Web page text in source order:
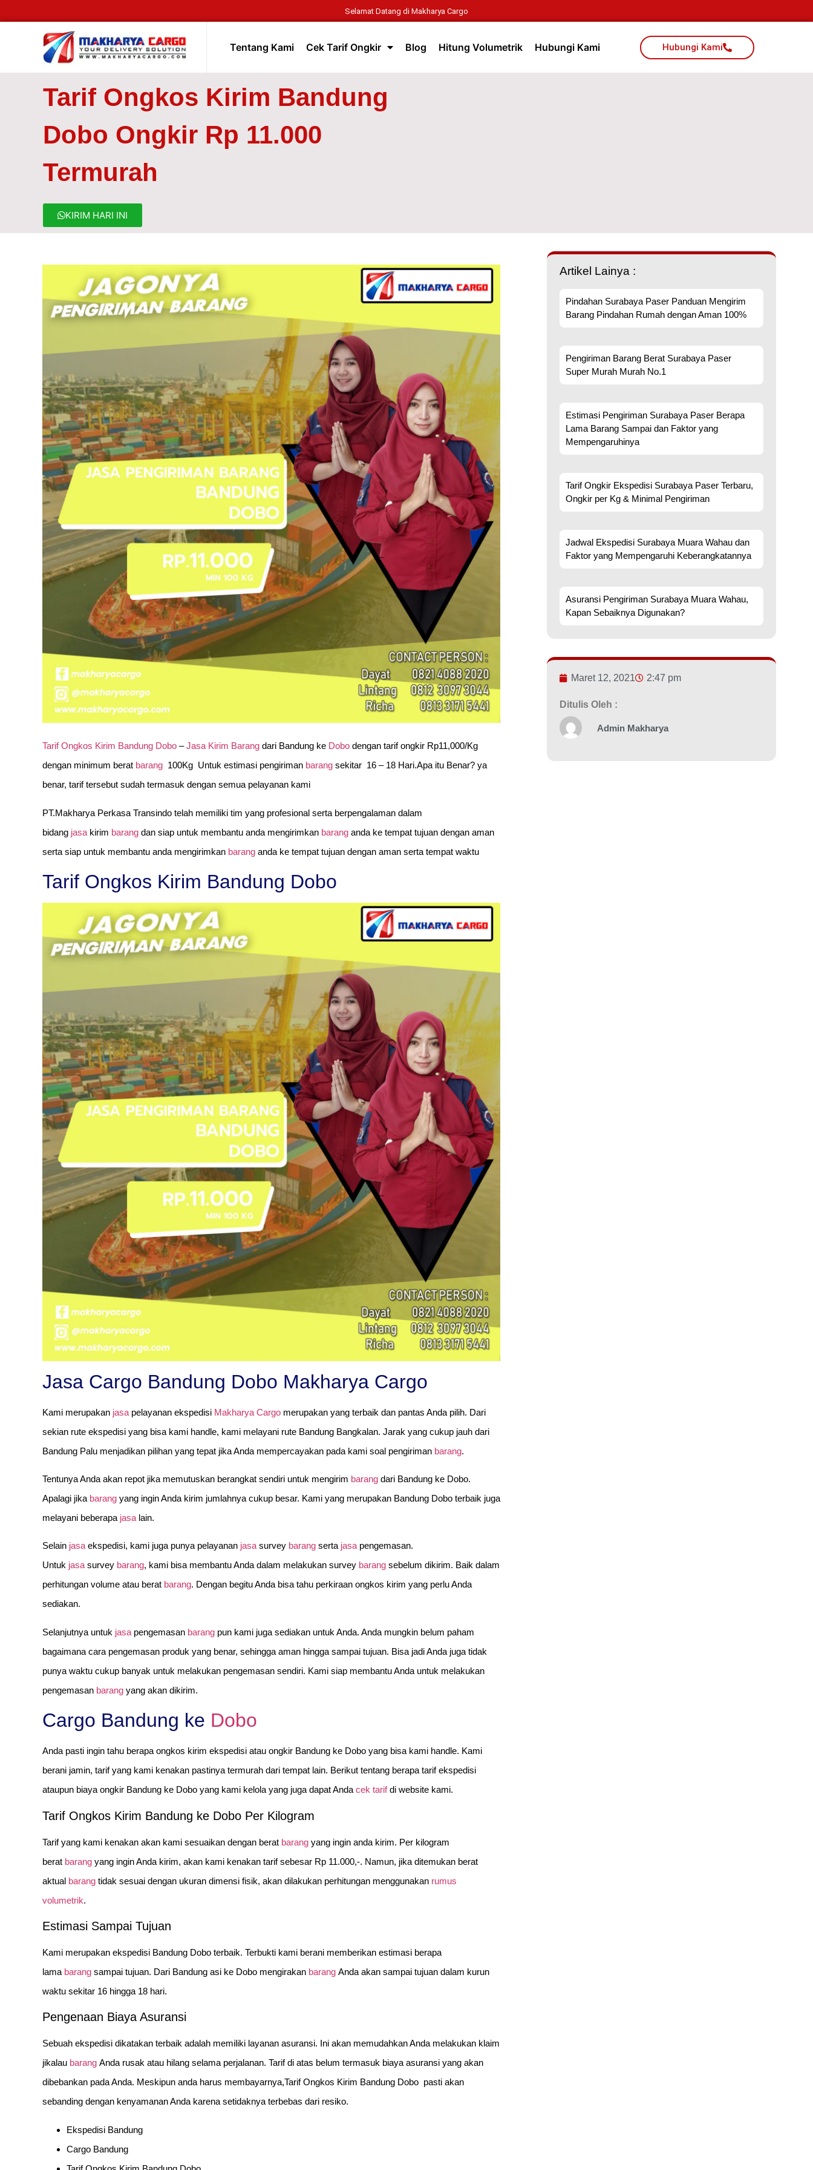
Selamat Datang di Makharya Cargo
Tentang Kami Cek Tarif Ongkir Blog Hitung Volumetrik Hubungi Kami Hubungi Kami
Tarif Ongkos Kirim Bandung
Dobo Ongkir Rp 11.000
Termurah
KIRIM HARI INI
Tarif Ongkos Kirim Bandung Dobo –Jasa Kirim Barang dari Bandung ke Dobo dengan tarif ongkir Rp11,000/Kg
dengan minimum berat barang 100Kg Untuk estimasi pengiriman barang sekitar 16 – 18 Hari.Apa itu Benar? ya
benar, tarif tersebut sudah termasuk dengan semua pelayanan kami
PT.Makharya Perkasa Transindo telah memiliki tim yang profesional serta berpengalaman dalam
bidang jasa kirim barang dan siap untuk membantu anda mengirimkan barang anda ke tempat tujuan dengan aman
serta siap untuk membantu anda mengirimkan barang anda ke tempat tujuan dengan aman serta tempat waktu
Tarif Ongkos Kirim Bandung Dobo
Jasa Cargo Bandung Dobo Makharya Cargo
Kami merupakan jasa pelayanan ekspedisi Makharya Cargo merupakan yang terbaik dan pantas Anda pilih. Dari
sekian rute ekspedisi yang bisa kami handle, kami melayani rute Bandung Bangkalan. Jarak yang cukup jauh dari
Bandung Palu menjadikan pilihan yang tepat jika Anda mempercayakan pada kami soal pengiriman barang.
Tentunya Anda akan repot jika memutuskan berangkat sendiri untuk mengirim barang dari Bandung ke Dobo.
Apalagi jika barang yang ingin Anda kirim jumlahnya cukup besar. Kami yang merupakan Bandung Dobo terbaik juga
melayani beberapa jasa lain.
Selain jasa ekspedisi, kami juga punya pelayanan jasa survey barang serta jasa pengemasan.
Untuk jasa survey barang, kami bisa membantu Anda dalam melakukan survey barang sebelum dikirim. Baik dalam
perhitungan volume atau berat barang. Dengan begitu Anda bisa tahu perkiraan ongkos kirim yang perlu Anda
sediakan.
Selanjutnya untuk jasa pengemasan barang pun kami juga sediakan untuk Anda. Anda mungkin belum paham
bagaimana cara pengemasan produk yang benar, sehingga aman hingga sampai tujuan. Bisa jadi Anda juga tidak
punya waktu cukup banyak untuk melakukan pengemasan sendiri. Kami siap membantu Anda untuk melakukan
pengemasan barang yang akan dikirim.
Cargo Bandung ke Dobo
Anda pasti ingin tahu berapa ongkos kirim ekspedisi atau ongkir Bandung ke Dobo yang bisa kami handle. Kami
berani jamin, tarif yang kami kenakan pastinya termurah dari tempat lain. Berikut tentang berapa tarif ekspedisi
ataupun biaya ongkir Bandung ke Dobo yang kami kelola yang juga dapat Anda cek tarifdi website kami.
Tarif Ongkos Kirim Bandung ke Dobo Per Kilogram
Tarif yang kami kenakan akan kami sesuaikan dengan berat barang yang ingin anda kirim. Per kilogram
berat barang yang ingin Anda kirim, akan kami kenakan tarif sebesar Rp 11.000,-. Namun, jika ditemukan berat
aktual barang tidak sesuai dengan ukuran dimensi fisik, akan dilakukan perhitungan menggunakan rumus
volumetrik.
Estimasi Sampai Tujuan
Kami merupakan ekspedisi Bandung Dobo terbaik. Terbukti kami berani memberikan estimasi berapa
lama barang sampai tujuan. Dari Bandung asi ke Dobo mengirakan barang Anda akan sampai tujuan dalam kurun
waktu sekitar 16 hingga 18 hari.
Pengenaan Biaya Asuransi
Sebuah ekspedisi dikatakan terbaik adalah memiliki layanan asuransi. Ini akan memudahkan Anda melakukan klaim
jikalau barang Anda rusak atau hilang selama perjalanan. Tarif di atas belum termasuk biaya asuransi yang akan
dibebankan pada Anda. Meskipun anda harus membayarnya,Tarif Ongkos Kirim Bandung Dobo pasti akan
sebanding dengan kenyamanan Anda karena setidaknya terbebas dari resiko.
Ekspedisi Bandung
Cargo Bandung
Artikel Lainya :
Pindahan Surabaya Paser Panduan Mengirim
Barang Pindahan Rumah dengan Aman 100%
Pengiriman Barang Berat Surabaya Paser
Super Murah Murah No.1
Estimasi Pengiriman Surabaya Paser Berapa
Lama Barang Sampai dan Faktor yang
Mempengaruhinya
Tarif Ongkir Ekspedisi Surabaya Paser Terbaru,
Ongkir per Kg & Minimal Pengiriman
Jadwal Ekspedisi Surabaya Muara Wahau dan
Faktor yang Mempengaruhi Keberangkatannya
Asuransi Pengiriman Surabaya Muara Wahau,
Kapan Sebaiknya Digunakan?
Maret 12, 2021 2:47 pm
Ditulis Oleh :
Admin Makharya